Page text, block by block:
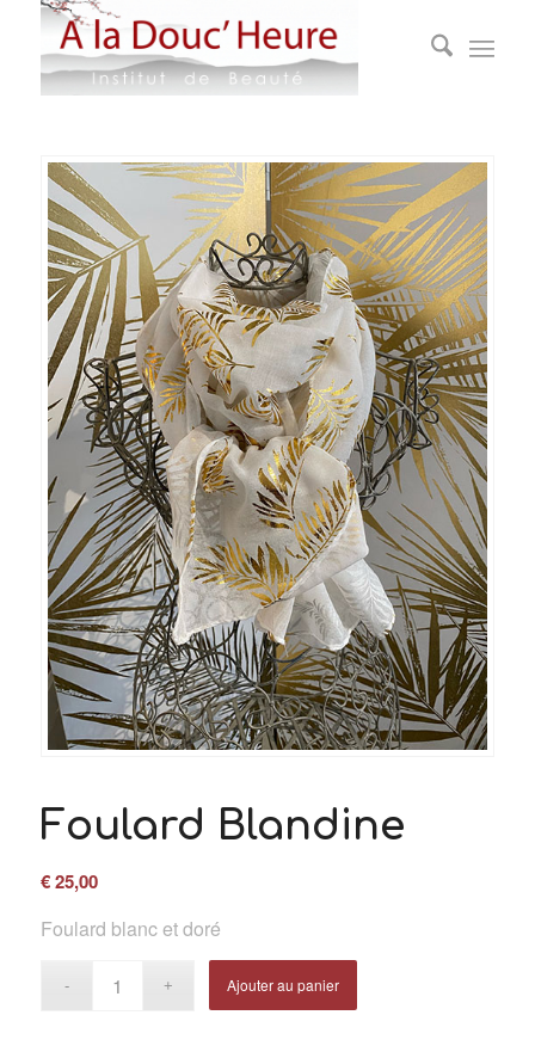
Foulard Blandine
€25,00
Foulard blanc et doré
Ajouter au panier